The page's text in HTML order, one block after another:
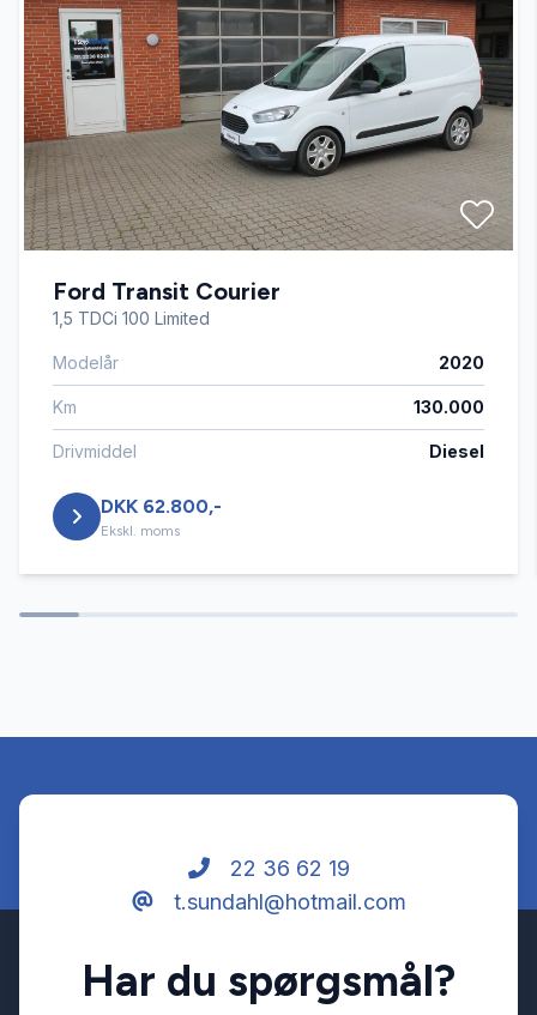
Ford Transit Courier
1,5 TDCi 100 Limited
Modelår 2020
Km 130.000
Drivmiddel Diesel
DKK 62.800,-
Ekskl. moms
22 36 62 19
t.sundahl@hotmail.com
Har du spørgsmål?